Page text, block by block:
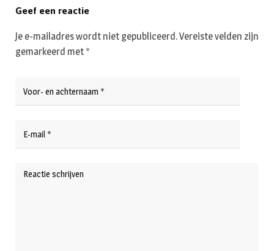
Geef een reactie
Je e-mailadres wordt niet gepubliceerd.Vereiste velden zijn
gemarkeerd met *